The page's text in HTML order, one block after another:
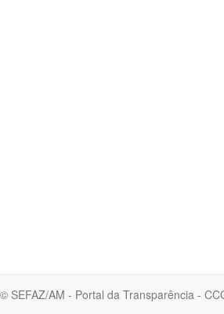
© SEFAZ/AM - Portal da Transparência -